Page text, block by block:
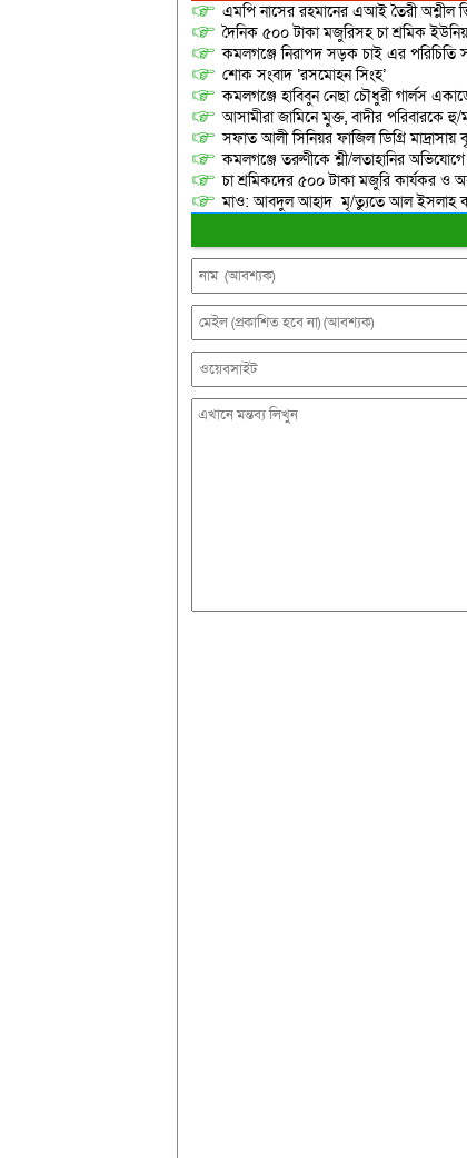
এমপি নাসের রহমানের এআই তৈরী অশ্লীল
দৈনিক ৫০০ টাকা মজুরিসহ চা শ্রমিক
কমলগঞ্জে নিরাপদ সড়ক চাই এর পরিচিতি
শোক সংবাদ ‘রসমোহন সিংহ’
কমলগঞ্জে হাবিবুন নেছা চৌধুরী গার্লস
আসামীরা জামিনে মুক্ত, বাদীর পরিবারকে
সফাত আলী সিনিয়র ফাজিল ডিগ্রি
কমলগঞ্জে তরুণীকে শ্লী/লতাহানির অভিযোগে
চা শ্রমিকদের ৫০০ টাকা মজুরি কার্যকর ও
মাও: আবদুল আহাদ মৃ/ত্যুতে আল ইসলাহ